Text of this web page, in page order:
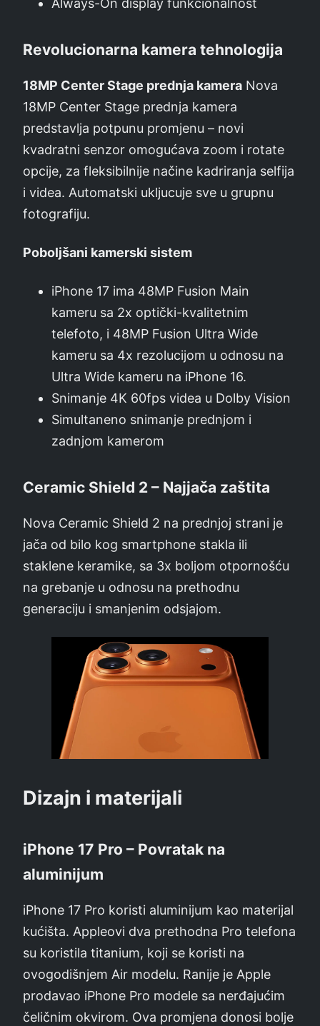
Always-On display funkcionalnost
Revolucionarna kamera tehnologija
18MP Center Stage prednja kamera Nova
18MP Center Stage prednja kamera
predstavlja potpunu promjenu – novi
kvadratni senzor omogućava zoom i rotate
opcije, za fleksibilnije načine kadriranja selfija
i videa. Automatski ukljucuje sve u grupnu
fotografiju.
Poboljšani kamerski sistem
iPhone 17 ima 48MP Fusion Main
kameru sa 2x optički-kvalitetnim
telefoto, i 48MP Fusion Ultra Wide
kameru sa 4x rezolucijom u odnosu na
Ultra Wide kameru na iPhone 16.
Snimanje 4K 60fps videa u Dolby Vision
Simultaneno snimanje prednjom i
zadnjom kamerom
Ceramic Shield 2 – Najjača zaštita
Nova Ceramic Shield 2 na prednjoj strani je
jača od bilo kog smartphone stakla ili
staklene keramike, sa 3x boljom otpornošću
na grebanje u odnosu na prethodnu
generaciju i smanjenim odsjajom.
Dizajn i materijali
iPhone 17 Pro – Povratak na
aluminijum
iPhone 17 Pro koristi aluminijum kao materijal
kućišta. Appleovi dva prethodna Pro telefona
su koristila titanium, koji se koristi na
ovogodišnjem Air modelu. Ranije je Apple
prodavao iPhone Pro modele sa nerđajućim
čeličnim okvirom. Ova promjena donosi bolje